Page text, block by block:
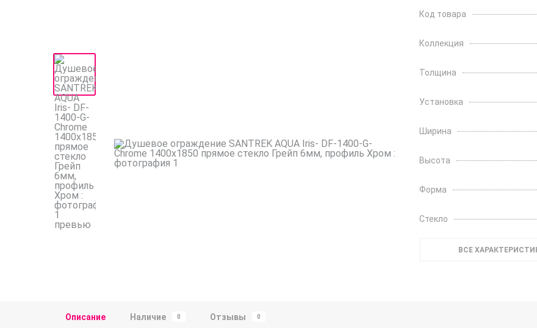
Код товара
Коллекция
Толщина
Установка
Ширина
Высота
Форма
Стекло
ВСЕ
Описание Наличие 0 Отзывы 0